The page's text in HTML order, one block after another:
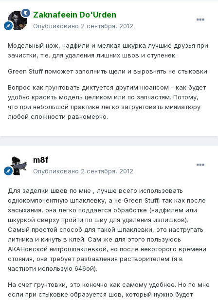
Zaknafeein Do'Urden
Опубликовано 2 сентября, 2012
Модельный нож, надфили и мелкая шкурка лучшие друзья при
зачистки, т.е. для удаления лишних швов и ступенек.
Green Stuff поможет заполнить щели и выровнять не стыковки.
Вопрос как грунтовать диктуется другим нюансом - как будет
удобно красить модель целиком или по запчастям. Потому,
что при небольшой практике легко загрунтовать миниатюру
любой сложности равномерно.
m8f
Опубликовано 2 сентября, 2012
Для заделки швов по мне , лучше всего использовать
однокомпонентную шпаклевку, а не Green Stuff, так как после
засыхания, она легко поддается обработке (надфилем или
шкуркой сверху пройти по шву для удаления излишков).
Самый простой способ для такой шпаклевки, это настругать
литника и кинуть в клей. Сам же для этого пользуюсь
АКАНовской нитрошпаклевкой, но после некоторого времени
стояния, она требует разбавления растворителем (я в
частноти использую 646ой).
На счет грунтовки, это конечно как самому удобнее. Но по мне
если при стыковке образуется шов, который нужно будет